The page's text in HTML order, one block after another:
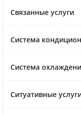
Связанные услуги
Система
Система
Ситуативные